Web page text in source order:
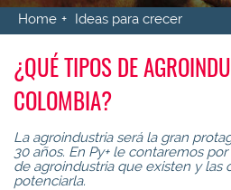
Home Ideas para crecer
¿QUÉ TIPOS DE
COLOMBIA?
La agroindustria será la gran
30 años. En Py+ le contaremos
de agroindustria que existen y las
potenciarla.